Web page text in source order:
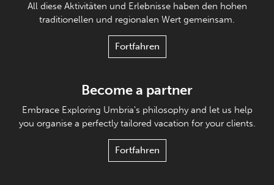
All diese Aktivitäten und Erlebnisse haben den hohen
traditionellen und regionalen Wert gemeinsam.
Fortfahren
Become a partner
Embrace Exploring Umbria's philosophy and let us help
you organise a perfectly tailored vacation for your clients.
Fortfahren